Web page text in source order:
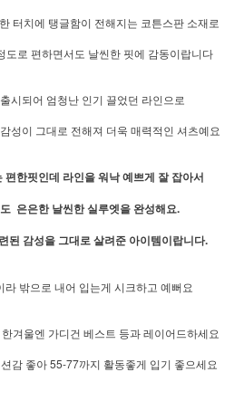
터치에 탱글함이 전해지는 코튼스판 소재로
도로 편하면서도 날씬한 핏에 감동이랍니다
시되어 엄청난 인기 끌었던 라인으로
성이 그대로 전해져 더욱 매력적인 셔츠예요
편한핏인데 라인을 워낙 예쁘게 잘 잡아서
은은한 날씬한 실루엣을 완성해요.
된 감성을 그대로 살려준 아이템이랍니다.
라 밖으로 내어 입는게 시크하고 예뻐요
겨울엔 가디건 베스트 등과 레이어드하세요
감 좋아 55-77까지 활동좋게 입기 좋으세요